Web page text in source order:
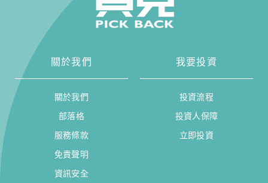
關於我們
關於我們
部落格
服務條款
免責聲明
資訊安全
我要投資
投資流程
投資人保障
立即投資